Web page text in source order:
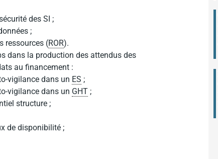
des SI ;
;
ressources (ROR).
dans la production des attendus des
au financement :
vigilance dans un ES ;
vigilance dans un GHT ;
structure ;
de disponibilité ;